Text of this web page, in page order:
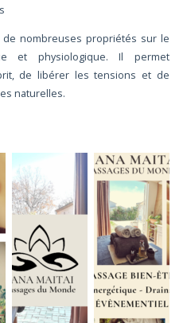
nombreuses propriétés sur le
et physiologique. Il permet
de libérer les tensions et de
naturelles.